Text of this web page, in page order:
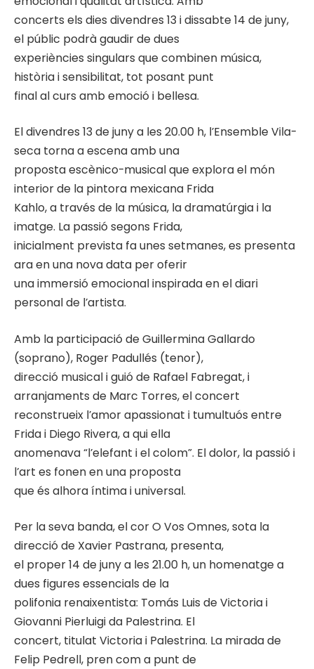
concerts els dies divendres 13 i dissabte 14 de juny,
el públic podrà gaudir de dues
experiències singulars que combinen música,
història i sensibilitat, tot posant punt
final al curs amb emoció i bellesa.
El divendres 13 de juny a les 20.00 h, l’Ensemble Vila-
seca torna a escena amb una
proposta escènico-musical que explora el món
interior de la pintora mexicana Frida
Kahlo, a través de la música, la dramatúrgia i la
imatge. La passió segons Frida,
inicialment prevista fa unes setmanes, es presenta
ara en una nova data per oferir
una immersió emocional inspirada en el diari
personal de l’artista.
Amb la participació de Guillermina Gallardo
(soprano), Roger Padullés (tenor),
direcció musical i guió de Rafael Fabregat, i
arranjaments de Marc Torres, el concert
reconstrueix l’amor apassionat i tumultuós entre
Frida i Diego Rivera, a qui ella
anomenava “l’elefant i el colom”. El dolor, la passió i
l’art es fonen en una proposta
que és alhora íntima i universal.
Per la seva banda, el cor O Vos Omnes, sota la
direcció de Xavier Pastrana, presenta,
el proper 14 de juny a les 21.00 h, un homenatge a
dues figures essencials de la
polifonia renaixentista: Tomás Luis de Victoria i
Giovanni Pierluigi da Palestrina. El
concert, titulat Victoria i Palestrina. La mirada de
Felip Pedrell, pren com a punt de